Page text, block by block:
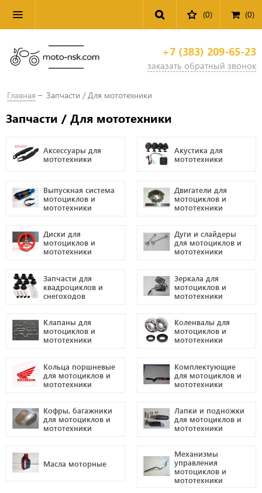
(0) (0)
+7 (383) 209-65-23
заказать обратный звонок
Главная Запчасти / Для мототехники
Запчасти / Для мототехники
Аксессуары для
мототехники
Акустика для
мототехники
Выпускная система
мотоциклов и
мототехники
Двигатели для
мотоциклов и
мототехники
Диски для
мотоциклов и
мототехники
Дуги и слайдеры
для мотоциклов и
мототехники
Запчасти для
квадроциклов и
снегоходов
Зеркала для
мотоциклов и
мототехники
Клапаны для
мотоциклов и
мототехники
Коленвалы для
мотоциклов и
мототехники
Кольца поршневые
для мотоциклов и
мототехники
Комплектующие
для мотоциклов и
мототехники
Кофры, багажники
для мотоциклов и
мототехники
Лапки и подножки
для мотоциклов и
мототехники
Масла моторные
Механизмы
управления
мотоциклов и
мототехники